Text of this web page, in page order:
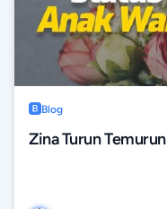
Blog
Zina Turun Temurun